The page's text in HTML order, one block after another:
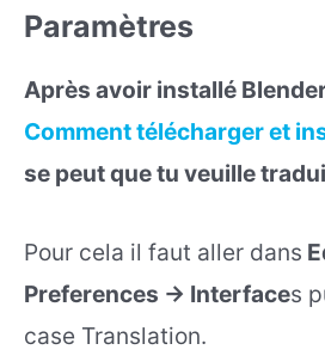
Paramètres
Après avoir installé
Comment télécharger et
se peut que tu veuille
Pour cela il faut aller dans
Preferences -> Interfaces
case Translation.